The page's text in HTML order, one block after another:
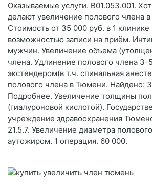
Оказываемые услуги. B01.053.001.
делают увеличение полового члена
Стоимость от 35 000 руб. в 1 клинике
возможностью записи на приём.
мужчин. Увеличение объема
члена. Удлинение полового члена 3-
экстендером(в т.ч. спинальная
полового члена в Тюмени. Найдено:
Подробнее. Увеличение толщины
(гиалуроновой кислотой).
учреждение здравоохранения
21.5.7. Увеличение диаметра
аутожиром. 1 операция. 60 000.